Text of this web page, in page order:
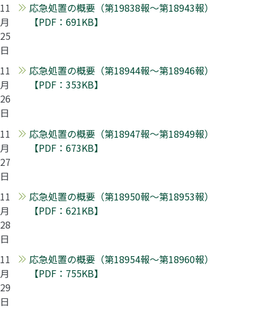
11
月
25
日
応急処置の概要（第19838報～第18943報）
【PDF：691KB】
11
月
26
日
応急処置の概要（第18944報～第18946報）
【PDF：353KB】
11
月
27
日
応急処置の概要（第18947報～第18949報）
【PDF：673KB】
11
月
28
日
応急処置の概要（第18950報～第18953報）
【PDF：621KB】
11
月
29
日
応急処置の概要（第18954報～第18960報）
【PDF：755KB】